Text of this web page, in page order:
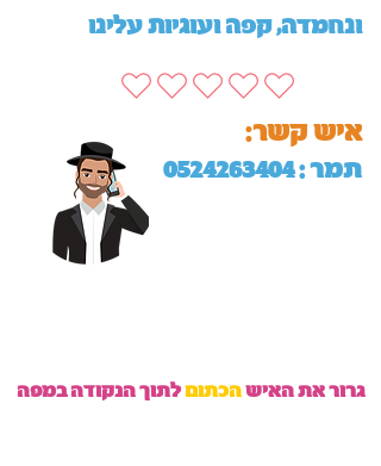
ונחמדה, קפה ועוגיות עלינו
תמר :0524263404
:איש קשר
גרור את האישהכתוםלתוך הנקודה במפה